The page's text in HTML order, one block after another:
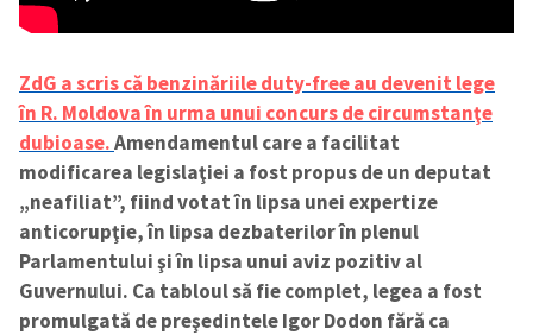
ZdG a scris că benzinăriile duty-free au devenit lege
în R. Moldova în urma unui concurs de circumstanţe
dubioase.Amendamentul care a facilitat
modificarea legislaţiei a fost propus de un deputat
„neafiliat”, fiind votat în lipsa unei expertize
anticorupţie, în lipsa dezbaterilor în plenul
Parlamentului şi în lipsa unui aviz pozitiv al
Guvernului. Ca tabloul să fie complet, legea a fost
promulgată de preşedintele Igor Dodon fără ca